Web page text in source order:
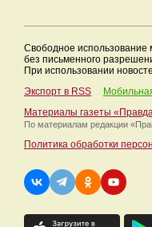
Свободное использование
без письменного
При использовании
Экспорт в RSS
Материалы газеты
По материалам редакции
Политика обработки